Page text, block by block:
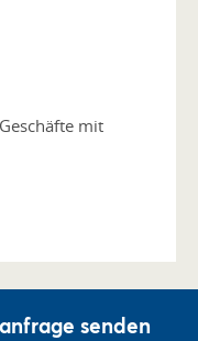
mit
senden